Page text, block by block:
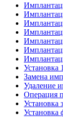
Установка
Замена
Удаление
Операция
Установка
Установка